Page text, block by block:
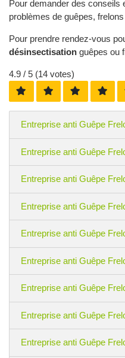
Pour demander des conseils
problèmes de guêpes,
Pour prendre rendez-vous
désinsectisation guêpes ou
4.9 / 5 (14 votes)
Entreprise anti Guêpe
Entreprise anti Guêpe
Entreprise anti Guêpe
Entreprise anti Guêpe
Entreprise anti Guêpe
Entreprise anti Guêpe
Entreprise anti Guêpe
Entreprise anti Guêpe
Entreprise anti Guêpe